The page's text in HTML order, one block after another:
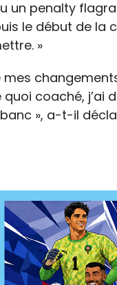
un penalty
le début de la
»
mes
quoi coaché,
», a-t-il